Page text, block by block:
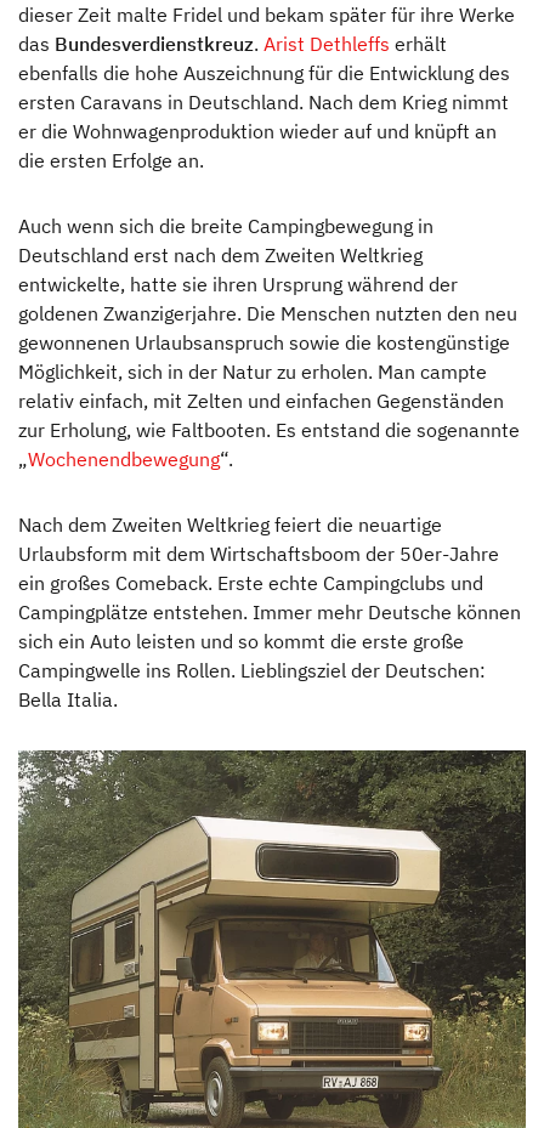
dieser Zeit malte Fridel und bekam später für ihre Werke
das Bundesverdienstkreuz. Arist Dethleffs erhält
ebenfalls die hohe Auszeichnung für die Entwicklung des
ersten Caravans in Deutschland. Nach dem Krieg nimmt
er die Wohnwagenproduktion wieder auf und knüpft an
die ersten Erfolge an.
Auch wenn sich die breite Campingbewegung in
Deutschland erst nach dem Zweiten Weltkrieg
entwickelte, hatte sie ihren Ursprung während der
goldenen Zwanzigerjahre. Die Menschen nutzten den neu
gewonnenen Urlaubsanspruch sowie die kostengünstige
Möglichkeit, sich in der Natur zu erholen. Man campte
relativ einfach, mit Zelten und einfachen Gegenständen
zur Erholung, wie Faltbooten. Es entstand die sogenannte
„Wochenendbewegung“.
Nach dem Zweiten Weltkrieg feiert die neuartige
Urlaubsform mit dem Wirtschaftsboom der 50er-Jahre
ein großes Comeback. Erste echte Campingclubs und
Campingplätze entstehen. Immer mehr Deutsche können
sich ein Auto leisten und so kommt die erste große
Campingwelle ins Rollen. Lieblingsziel der Deutschen:
Bella Italia.